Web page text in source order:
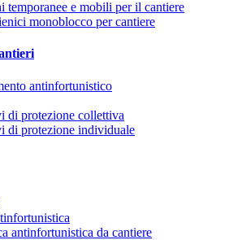
temporanee e mobili per il cantiere
monoblocco per cantiere
antinfortunistico
di protezione collettiva
di protezione individuale
antinfortunistica da cantiere